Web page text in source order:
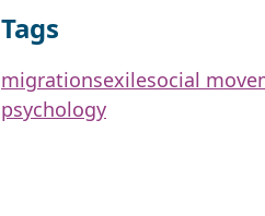
Tags
migrationsexilesocial
psychology